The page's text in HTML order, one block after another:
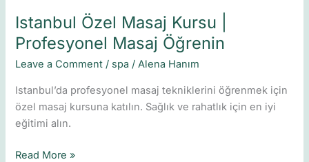
Istanbul Özel Masaj Kursu |
Profesyonel Masaj Öğrenin
Leave a Comment / spa /Alena Hanım
Istanbul’da profesyonel masaj tekniklerini öğrenmek için
özel masaj kursuna katılın. Sağlık ve rahatlık için en iyi
eğitimi alın.
Read More »